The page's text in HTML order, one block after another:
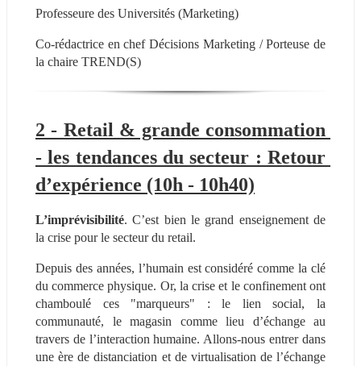
Professeure des Universités (Marketing)
Co-rédactrice en chef Décisions Marketing / Porteuse de
la chaire TREND(S)
2 - Retail & grande consommation
- les tendances du secteur : Retour
d’expérience (10h - 10h40)
L’imprévisibilité. C’est bien le grand enseignement de
la crise pour le secteur du retail.
Depuis des années, l’humain est considéré comme la clé
du commerce physique. Or, la crise et le confinement ont
chamboulé ces "marqueurs" : le lien social, la
communauté, le magasin comme lieu d’échange au
travers de l’interaction humaine. Allons-nous entrer dans
une ère de distanciation et de virtualisation de l’échange